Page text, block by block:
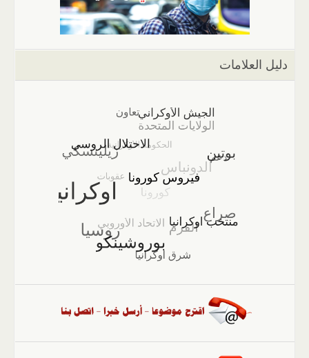
دليل العلامات